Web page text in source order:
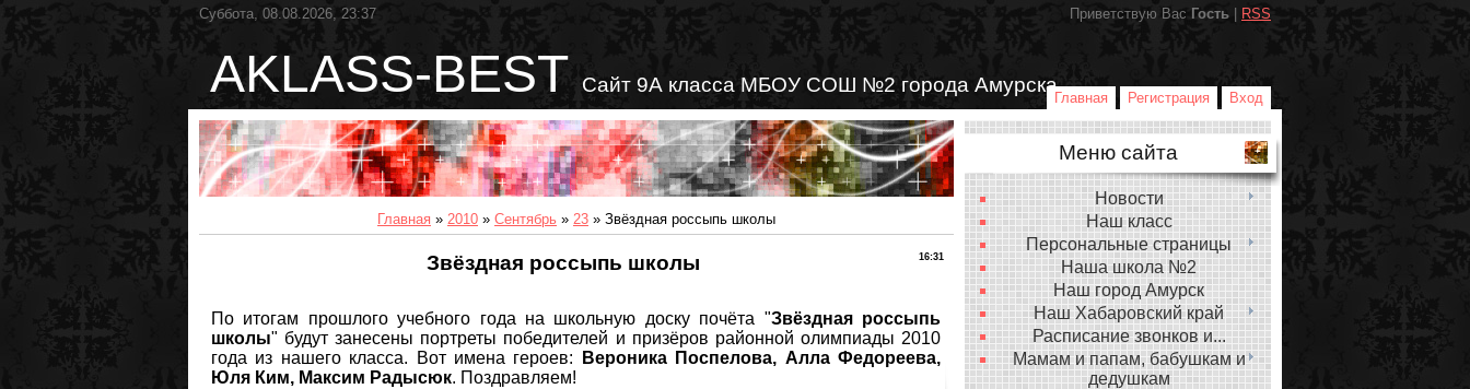
Суббота, 08.08.2026, 23:37 Приветствую Вас Гость RSS
AKLASS-BEST Сайт 9А класса МБОУ СОШ №2 города Амурска
Главная Регистрация Вход
Главная » 2010 » Сентябрь » 23 » Звёздная россыпь школы
16:31
Звёздная россыпь школы
По итогам прошлого учебного года на школьную доску почёта "Звёздная россыпь
школы" будут занесены портреты победителей и призёров районной олимпиады 2010
года из нашего класса. Вот имена героев:
Вероника Поспелова, Алла Федореева,
Юля Ким, Максим Радысюк. Поздравляем!
Меню сайта
Новости
Наш класс
Персональные страницы
Наша школа №2
Наш город Амурск
Наш Хабаровский край
Расписание звонков и...
Мамам и папам, бабушкам и
дедушкам